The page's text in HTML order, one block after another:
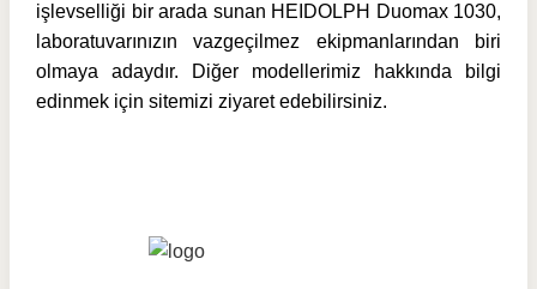
işlevselliği bir arada sunan HEIDOLPH Duomax 1030,
laboratuvarınızın vazgeçilmez ekipmanlarından biri
olmaya adaydır. Diğer modellerimiz hakkında bilgi
edinmek için sitemizi ziyaret edebilirsiniz.